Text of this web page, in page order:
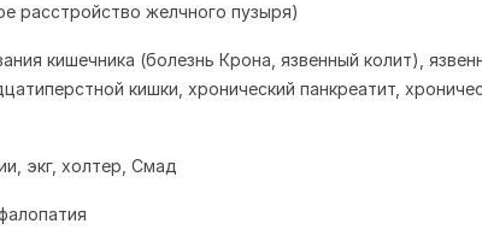
расстройство желчного пузыря)
кишечника (болезнь Крона, язвенный колит),
кишки, хронический панкреатит,
экг, холтер, Смад